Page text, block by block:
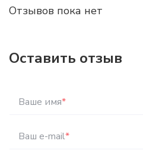
Отзывов пока нет
Оставить отзыв
Ваше имя*
Ваш e-mail*